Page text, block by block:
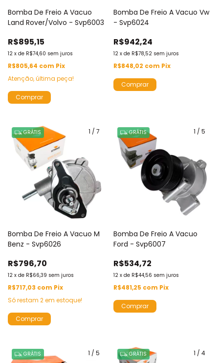
Bomba De Freio A Vacuo
Land Rover/Volvo - Svp6003
R$895,15
12 x de R$74,60 sem juros
R$805,64 com Pix
Atenção, última peça!
Bomba De Freio A Vacuo Vw
- Svp6024
R$942,24
12 x de R$78,52 sem juros
R$848,02 com Pix
1 / 7
GRÁTIS
Bomba De Freio A Vacuo M
Benz - Svp6026
R$796,70
12 x de R$66,39 sem juros
R$717,03 com Pix
Só restam 2em estoque!
1 / 5
GRÁTIS
Bomba De Freio A Vacuo
Ford - Svp6007
R$534,72
12 x de R$44,56 sem juros
R$481,25 com Pix
1 / 5
GRÁTIS 1 / 4
GRÁTIS